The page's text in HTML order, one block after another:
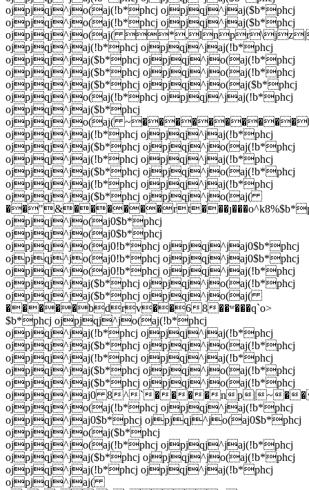
ojpjqj^jo(aj(!b*phcj ojpjqj^jaj($b*phcj
ojpjqj^jo(aj(!b*phcj ojpjqj^jaj($b*phcj
ojpjqj^jo(aj(
ojpjqj^jaj(!b*phcj ojpjqj^jaj(!b*phcj
ojpjqj^jaj($b*phcj ojpjqj^jo(aj(!b*phcj
ojpjqj^jaj($b*phcj ojpjqj^jo(aj(!b*phcj
ojpjqj^jaj($b*phcj ojpjqj^jo(aj($b*phcj
ojpjqj^jo(aj(!b*phcj ojpjqj^jaj(!b*phcj
ojpjqj^jaj($b*phcj
ojpjqj^jo(aj(
ojpjqj^jaj(!b*phcj ojpjqj^jaj(!b*phcj
ojpjqj^jaj($b*phcj ojpjqj^jo(aj(!b*phcj
ojpjqj^jaj(!b*phcj ojpjqj^jaj(!b*phcj
ojpjqj^jaj($b*phcj ojpjqj^jo(aj(!b*phcj
ojpjqj^jaj(!b*phcj ojpjqj^jaj(!b*phcj
ojpjqj^jaj($b*phcj ojpjqj^jo(aj(
ojpjqj^jo(aj0$b*phcj
ojpjqj^jo(aj0$b*phcj
ojpjqj^jo(aj0!b*phcj ojpjqj^jaj0$b*phcj
ojpjqj^jo(aj0!b*phcj ojpjqj^jaj0$b*phcj
ojpjqj^jo(aj0!b*phcj ojpjqj^jaj(!b*phcj
ojpjqj^jaj($b*phcj ojpjqj^jo(aj(!b*phcj
ojpjqj^jaj($b*phcj ojpjqj^jo(aj(
�����bdrv��68��ʷ���q`o>
$b*phcj ojpjqj^jo(aj(!b*phcj
ojpjqj^jaj(!b*phcj ojpjqj^jaj(!b*phcj
ojpjqj^jaj($b*phcj ojpjqj^jo(aj(!b*phcj
ojpjqj^jaj(!b*phcj ojpjqj^jaj(!b*phcj
ojpjqj^jaj($b*phcj ojpjqj^jo(aj(!b*phcj
ojpjqj^jaj($b*phcj ojpjqj^jo(aj(!b*phcj
ojpjqj^jaj0 8^`����np|~��
ojpjqj^jo(aj(!b*phcj ojpjqj^jaj(!b*phcj
ojpjqj^jaj0$b*phcj ojpjqj^jo(aj0$b*phcj
ojpjqj^jo(aj($b*phcj
ojpjqj^jo(aj(!b*phcj ojpjqj^jaj(!b*phcj
ojpjqj^jaj($b*phcj ojpjqj^jo(aj(!b*phcj
ojpjqj^jaj(!b*phcj ojpjqj^jaj(!b*phcj
ojpjqj^jaj(